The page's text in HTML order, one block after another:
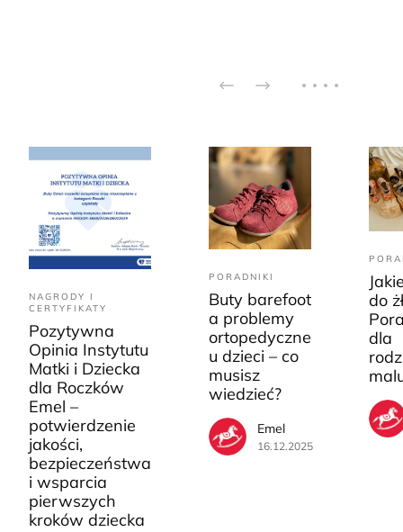
NAGRODY I
CERTYFIKATY
Pozytywna
Opinia Instytutu
Matki i Dziecka
dla Roczków
Emel –
potwierdzenie
jakości,
bezpieczeństwa
i wsparcia
pierwszych
kroków dziecka
PORADNIKI
Buty barefoot
a problemy
ortopedyczne
u dzieci – co
musisz
wiedzieć?
Emel
16.12.2025
do
dla